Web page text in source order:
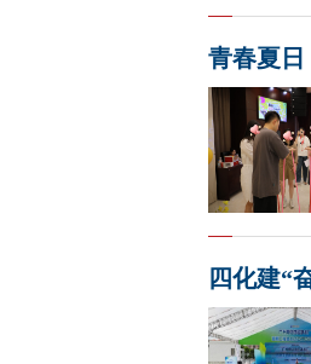
青春夏日
四化建“